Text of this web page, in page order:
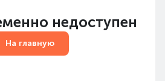
недоступен
На главную